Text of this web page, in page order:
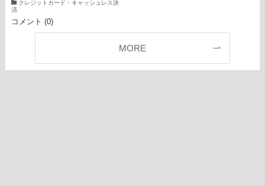
クレジットカード・キャッシュレス決
済
コメント (0)
MORE